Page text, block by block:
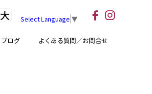
ブログ よくある質問／お問合せ
大 Select Language ▼